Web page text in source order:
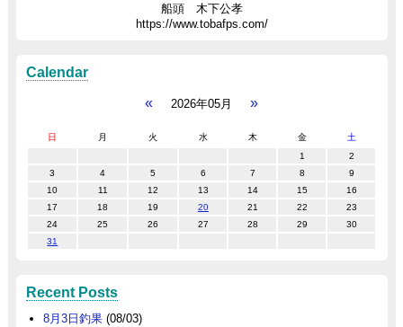
船頭 木下公孝
https://www.tobafps.com/
Calendar
«
2026年05月 »
日 月 火 水 木 金
土
1
2
3
4 5 6 7 8
9
10
11 12 13 14 15
16
17
18 19 20 21 22
23
24
25 26 27 28 29
30
31
Recent Posts
8月3日釣果 (08/03)